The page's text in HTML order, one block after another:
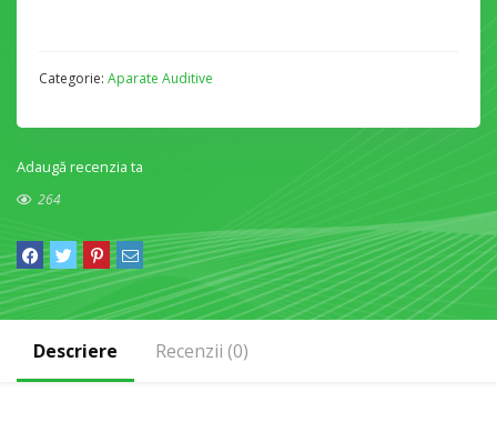
Categorie: Aparate Auditive
Adaugă recenzia ta
264
Descriere Recenzii (0)